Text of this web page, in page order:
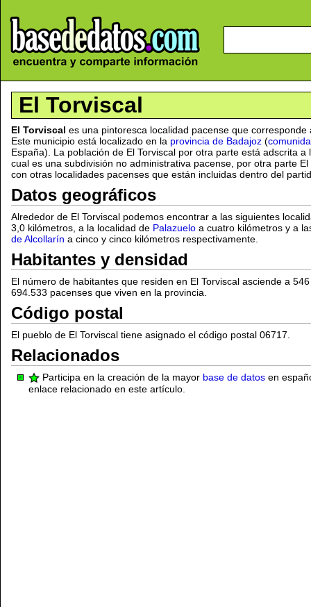
El Torviscal
El Torviscal es una pintoresca localidad pacense que
Este municipio está localizado en la provincia de Badajoz (
España). La población de El Torviscal por otra parte está adscrita a
cual es una subdivisión no administrativa pacense, por otra parte
con otras localidades pacenses que están incluidas dentro del
Datos geográficos
Alrededor de El Torviscal podemos encontrar a las siguientes
3,0 kilómetros, a la localidad de Palazuelo a cuatro kilómetros y a
de Alcollarín a cinco y cinco kilómetros respectivamente.
Habitantes y densidad
El número de habitantes que residen en El Torviscal asciende a
694.533 pacenses que viven en la provincia.
Código postal
El pueblo de El Torviscal tiene asignado el código postal 06717.
Relacionados
Participa en la creación de la mayor base de datos en
enlace relacionado en este artículo.